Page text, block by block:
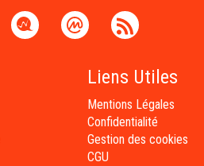
Liens Utiles
Mentions Légales
Confidentialité
Gestion des cookies
CGU